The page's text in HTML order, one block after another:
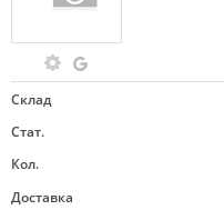
Склад
Стат.
Кол.
Доставка